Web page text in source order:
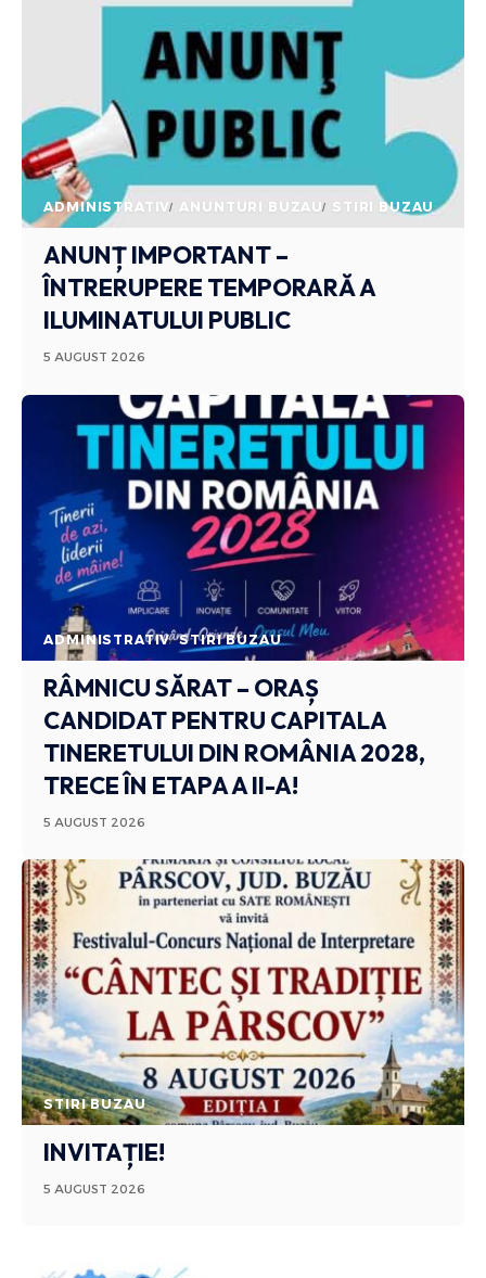
ADMINISTRATIV ANUNTURI BUZAU STIRI BUZAU
ANUNȚ IMPORTANT –
ÎNTRERUPERE TEMPORARĂ A
ILUMINATULUI PUBLIC
5 AUGUST 2026
ADMINISTRATIV STIRI BUZAU
RÂMNICU SĂRAT – ORAȘ
CANDIDAT PENTRU CAPITALA
TINERETULUI DIN ROMÂNIA 2028,
TRECE ÎN ETAPA A II-A!
5 AUGUST 2026
STIRI BUZAU
INVITAȚIE!
5 AUGUST 2026